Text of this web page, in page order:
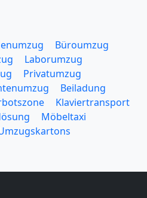
Büroumzug
Laborumzug
Privatumzug
Beiladung
Klaviertransport
Möbeltaxi